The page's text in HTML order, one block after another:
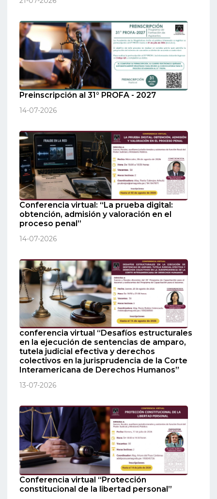
Preinscripción al 31° PROFA - 2027
14-07-2026
Conferencia virtual: “La prueba digital:
obtención, admisión y valoración en el
proceso penal”
14-07-2026
conferencia virtual “Desafíos estructurales
en la ejecución de sentencias de amparo,
tutela judicial efectiva y derechos
colectivos en la jurisprudencia de la Corte
Interamericana de Derechos Humanos”
13-07-2026
Conferencia virtual “Protección
constitucional de la libertad personal”